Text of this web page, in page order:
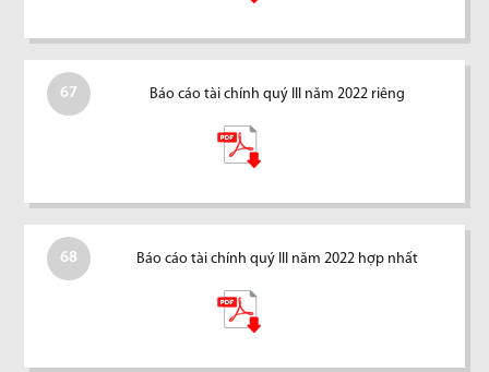
67 Báo cáo tài chính quý III năm 2022 riêng
68 Báo cáo tài chính quý III năm 2022 hợp nhất